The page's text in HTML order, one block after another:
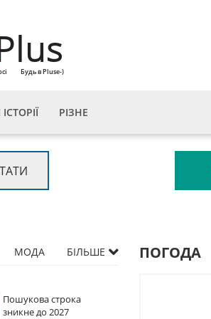
Будь в Pluse-)
РІЗНЕ
МОДА БІЛЬШЕ
Пошукова строка
ПОГОДА